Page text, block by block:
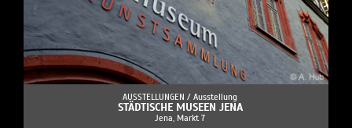
AUSSTELLUNGEN / Ausstellung
STÄDTISCHE MUSEEN JENA
Jena, Markt 7